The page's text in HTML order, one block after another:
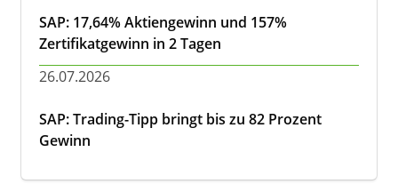
SAP: 17,64% Aktiengewinn und 157%
Zertifikatgewinn in 2 Tagen
26.07.2026
SAP: Trading-Tipp bringt bis zu 82 Prozent
Gewinn